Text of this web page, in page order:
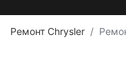
Ремонт Chrysler